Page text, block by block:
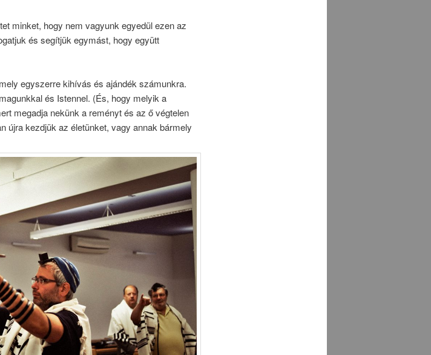
minket, hogy nem vagyunk egyedül ezen az
és segítjük egymást, hogy együtt
egyszerre kihívás és ajándék számunkra.
és Istennel. (És, hogy melyik a
megadja nekünk a reményt és az ő végtelen
újra kezdjük az életünket, vagy annak bármely